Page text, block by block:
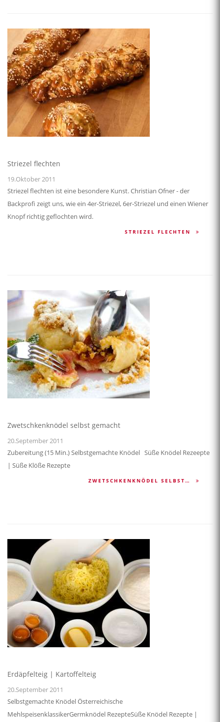
Striezel flechten
19.Oktober 2011
Striezel flechten ist eine besondere Kunst. Christian Ofner - der
Backprofi zeigt uns, wie ein 4er-Striezel, 6er-Striezel und einen Wiener
Knopf richtig geflochten wird.
STRIEZEL FLECHTEN
Zwetschkenknödel selbst gemacht
20.September 2011
Zubereitung (15 Min.) Selbstgemachte Knödel Süße Knödel Rezeepte
| Süße Klöße Rezepte
ZWETSCHKENKNÖDEL SELBST…
Erdäpfelteig | Kartoffelteig
20.September 2011
Selbstgemachte Knödel Österreichische
MehlspeisenklassikerGermknödel RezepteSüße Knödel Rezepte |